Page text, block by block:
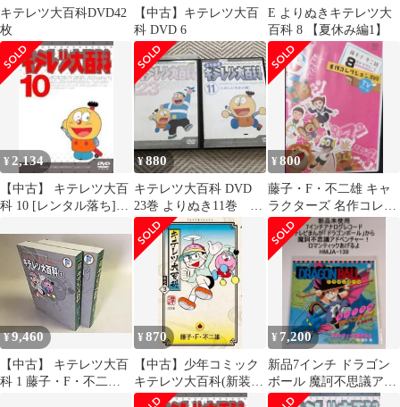
キテレツ大百科DVD42
枚
【中古】キテレツ大百
科 DVD 6
E よりぬきキテレツ大
百科 8 【夏休み編1】
¥ 2,134
【中古】 キテレツ大百
科 10 [レンタル落ち]
¥880
キテレツ大百科 DVD
23巻 よりぬき11巻 2
枚セット
¥800
藤子・F・不二雄 キャ
ラクターズ 名作コレク
ションDVD 8
¥9,460
【中古】 キテレツ大百
科 1 藤子・F・不二雄
¥870
【中古】少年コミック
キテレツ大百科(新装
版) 全3巻セット
¥ 7,200
新品7インチ ドラゴン
ボール 魔訶不思議アド
ベンチャー！／ロマン